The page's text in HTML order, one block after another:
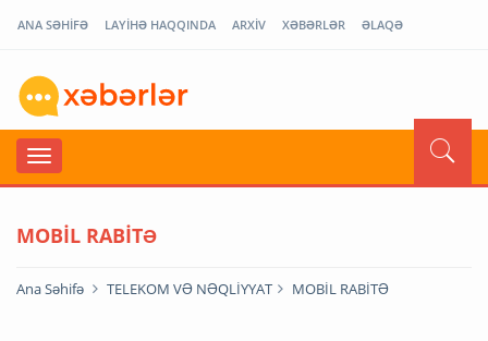
ANA SƏHİFƏ LAYİHƏ HAQQINDA ARXİV XƏBƏRLƏR ƏLAQƏ
MOBİL RABİTƏ
Ana Səhifə TELEKOM VƏ NƏQLİYYAT MOBİL RABİTƏ